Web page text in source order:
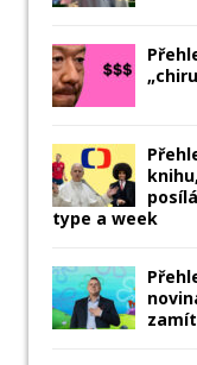
type a week